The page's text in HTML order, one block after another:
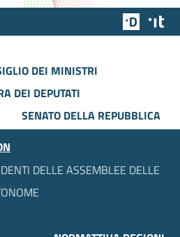
Team
DEI MINISTRI
DEI DEPUTATI
SENATO DELLA REPUBBLICA
DELLE ASSEMBLEE DELLE